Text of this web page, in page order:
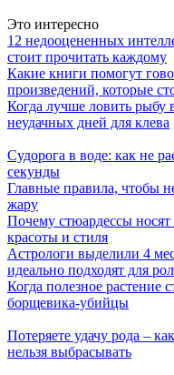
Это интересно
12 недооцененных
стоит прочитать каждому
Какие книги помогут
произведений, которые
Когда лучше ловить рыбу
неудачных дней для клева
Судорога в воде: как не
секунды
Главные правила, чтобы
жару
Почему стюардессы носят
красоты и стиля
Астрологи выделили 4
идеально подходят для
Когда полезное растение
борщевика-убийцы
Потеряете удачу рода –
нельзя выбрасывать